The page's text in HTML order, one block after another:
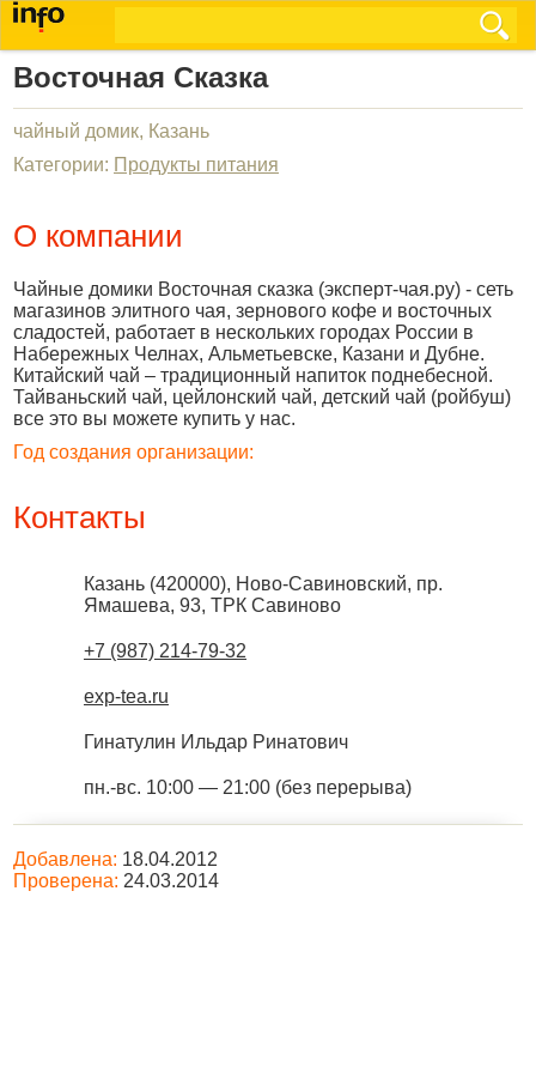
Восточная Сказка
чайный домик, Казань
Категории: Продукты питания
О компании
Чайные домики Восточная сказка (эксперт-чая.ру) - сеть
магазинов элитного чая, зернового кофе и восточных
сладостей, работает в нескольких городах России в
Набережных Челнах, Альметьевске, Казани и Дубне.
Китайский чай – традиционный напиток поднебесной.
Тайваньский чай, цейлонский чай, детский чай (ройбуш)
все это вы можете купить у нас.
Год создания организации:
Контакты
Казань (420000), Ново-Савиновский, пр.
Ямашева, 93, ТРК Савиново
+7 (987) 214-79-32
exp-tea.ru
Гинатулин Ильдар Ринатович
пн.-вс. 10:00 — 21:00 (без перерыва)
Добавлена: 18.04.2012
Проверена: 24.03.2014